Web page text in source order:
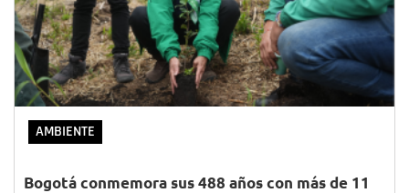
AMBIENTE
Bogotá conmemora sus 488 años con más de 11